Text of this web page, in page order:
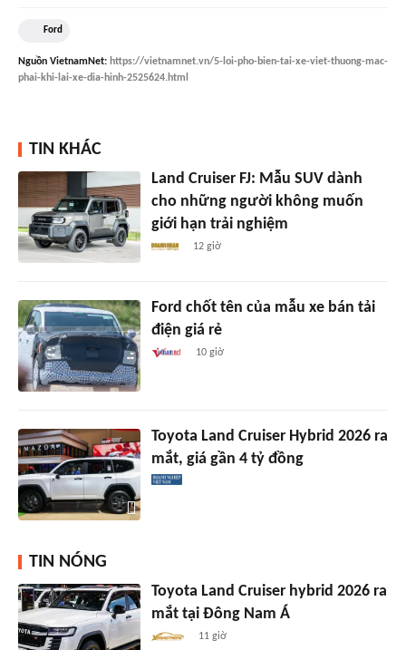
Ford
Nguồn VietnamNet: https://vietnamnet.vn/5-loi-pho-bien-tai-xe-viet-thuong-mac-
phai-khi-lai-xe-dia-hinh-2525624.html
TIN KHÁC
Land Cruiser FJ: Mẫu SUV dành
cho những người không muốn
giới hạn trải nghiệm
12 giờ
Ford chốt tên của mẫu xe bán tải
điện giá rẻ
10 giờ
Toyota Land Cruiser Hybrid 2026 ra
mắt, giá gần 4 tỷ đồng
TIN NÓNG
Toyota Land Cruiser hybrid 2026 ra
mắt tại Đông Nam Á
11 giờ